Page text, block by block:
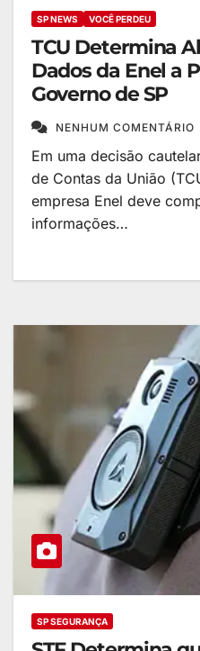
SP NEWS VOCÊ PERDEU
TCU Determina
Dados da Enel a
Governo de SP
NENHUM COMENTÁRIO
Em uma decisão
de Contas da União
empresa Enel deve
informações…
SP SEGURANÇA